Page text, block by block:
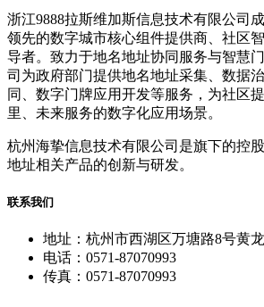
浙江9888拉斯维加斯信息技术有限公司
领先的数字城市核心组件提供商、社区
导者。致力于地名地址协同服务与智慧
司为政府部门提供地名地址采集、数据
同、数字门牌应用开发等服务，为社区
里、未来服务的数字化应用场景。
杭州海挚信息技术有限公司是旗下的控
地址相关产品的创新与研发。
联系我们
地址：杭州市西湖区万塘路8号黄
电话：0571-87070993
传真：0571-87070993